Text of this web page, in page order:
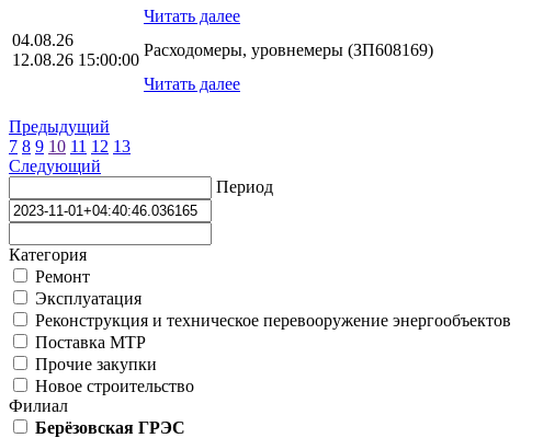
Читать далее
04.08.26
12.08.26 15:00:00
Расходомеры, уровнемеры (ЗП608169)
Читать далее
Предыдущий
7 8 9 10 11 12 13
Следующий
Период
Категория
Ремонт
Эксплуатация
Реконструкция и техническое перевооружение энергообъектов
Поставка МТР
Прочие закупки
Новое строительство
Филиал
Берёзовская ГРЭС